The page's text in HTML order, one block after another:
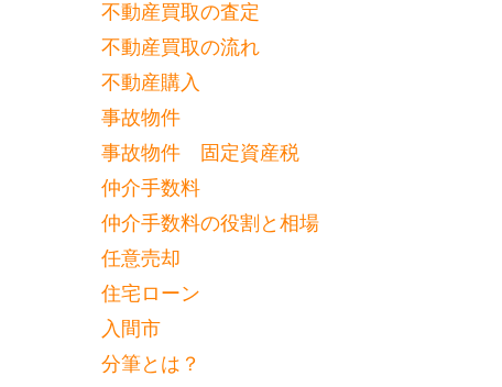
不動産買取の査定
不動産買取の流れ
不動産購入
事故物件
事故物件 固定資産税
仲介手数料
仲介手数料の役割と相場
任意売却
住宅ローン
入間市
分筆とは？